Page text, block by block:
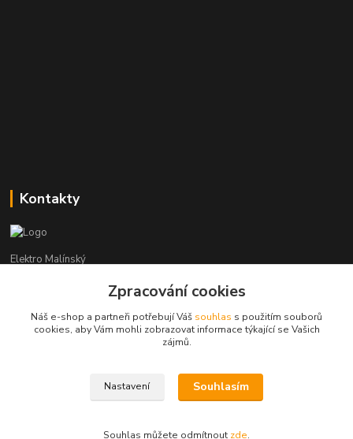
Kontakty
Elektro Malínský
+420 608 255 160
(Po-Čt - 8:30-16:00, Pá - 8:30-14:00)
Zpracování cookies
Náš e-shop a partneři potřebují Váš souhlas s použitím souborů
cookies, aby Vám mohli zobrazovat informace týkající se Vašich
zájmů.
Nastavení Souhlasím
Souhlas můžete odmítnout zde.